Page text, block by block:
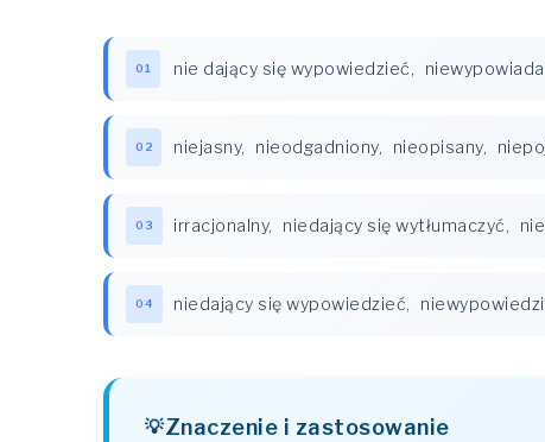
01 nie dający się wypowiedzieć,
02 niejasny, nieodgadniony, nieopisany,
03 irracjonalny, niedający się wytłumaczyć,
04 niedający się wypowiedzieć,
Znaczenie i zastosowanie